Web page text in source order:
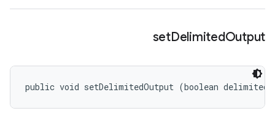
setDelimitedOutput
public void setDelimitedOutput (boolean